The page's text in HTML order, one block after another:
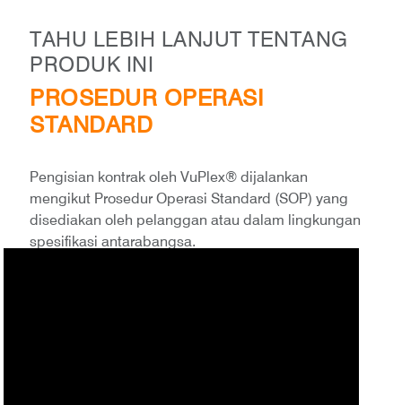
TAHU LEBIH LANJUT TENTANG
PRODUK INI
PROSEDUR OPERASI
STANDARD
Pengisian kontrak oleh VuPlex® dijalankan
mengikut Prosedur Operasi Standard (SOP) yang
disediakan oleh pelanggan atau dalam lingkungan
spesifikasi antarabangsa.